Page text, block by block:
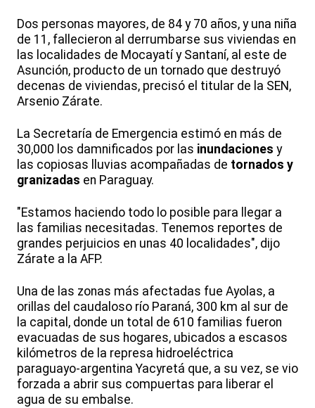
Dos personas mayores, de 84 y 70 años, y una niña
de 11, fallecieron al derrumbarse sus viviendas en
las localidades de Mocayatí y Santaní, al este de
Asunción, producto de un tornado que destruyó
decenas de viviendas, precisó el titular de la SEN,
Arsenio Zárate.
La Secretaría de Emergencia estimó en más de
30,000 los damnificados por las inundaciones y
las copiosas lluvias acompañadas de tornados y
granizadas en Paraguay.
"Estamos haciendo todo lo posible para llegar a
las familias necesitadas. Tenemos reportes de
grandes perjuicios en unas 40 localidades", dijo
Zárate a la AFP.
Una de las zonas más afectadas fue Ayolas, a
orillas del caudaloso río Paraná, 300 km al sur de
la capital, donde un total de 610 familias fueron
evacuadas de sus hogares, ubicados a escasos
kilómetros de la represa hidroeléctrica
paraguayo-argentina Yacyretá que, a su vez, se vio
forzada a abrir sus compuertas para liberar el
agua de su embalse.